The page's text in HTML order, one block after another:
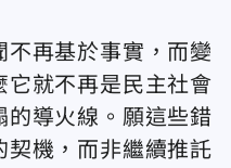
不再基於事實，而變
它就不再是民主社會
的導火線。願這些錯
契機，而非繼續推託